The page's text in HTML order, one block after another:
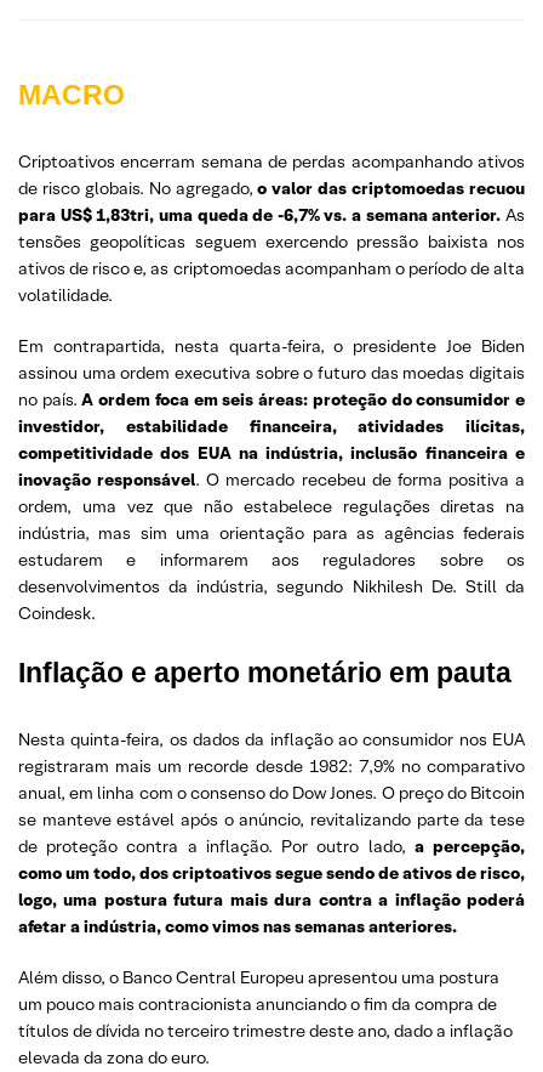
MACRO
Criptoativos encerram semana de perdas acompanhando ativos
de risco globais. No agregado, o valor das criptomoedas recuou
para US$ 1,83tri, uma queda de -6,7% vs. a semana anterior. As
tensões geopolíticas seguem exercendo pressão baixista nos
ativos de risco e, as criptomoedas acompanham o período de alta
volatilidade.
Em contrapartida, nesta quarta-feira, o presidente Joe Biden
assinou uma ordem executiva sobre o futuro das moedas digitais
no país.A ordem foca em seis áreas: proteção do consumidor e
investidor, estabilidade financeira, atividades ilícitas,
competitividade dos EUA na indústria, inclusão financeira e
inovação responsável. O mercado recebeu de forma positiva a
ordem, uma vez que não estabelece regulações diretas na
indústria, mas sim uma orientação para as agências federais
estudarem e informarem aos reguladores sobre os
desenvolvimentos da indústria, segundo Nikhilesh De. Still da
Coindesk.
Inflação e aperto monetário em pauta
Nesta quinta-feira, os dados da inflação ao consumidor nos EUA
registraram mais um recorde desde 1982: 7,9% no comparativo
anual, em linha com o consenso do Dow Jones. O preço do Bitcoin
se manteve estável após o anúncio, revitalizando parte da tese
de proteção contra a inflação. Por outro lado, a percepção,
como um todo, dos criptoativos segue sendo de ativos de risco,
logo, uma postura futura mais dura contra a inflação poderá
afetar a indústria, como vimos nas semanas anteriores.
Além disso, o Banco Central Europeu apresentou uma postura
um pouco mais contracionista anunciando o fim da compra de
títulos de dívida no terceiro trimestre deste ano, dado a inflação
elevada da zona do euro.